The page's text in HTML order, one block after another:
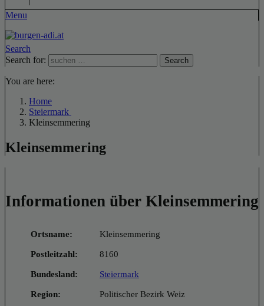
Menu
Search
Search for:
Search
You are here:
Home
Steiermark
Kleinsemmering
Kleinsemmering
Informationen über Kleinsemmering
Ortsname: Kleinsemmering
Postleitzahl: 8160
Bundesland: Steiermark
Region: Politischer Bezirk Weiz